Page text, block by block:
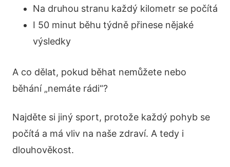
Na druhou stranu každý kilometr se počítá
I 50 minut běhu týdně přinese nějaké
výsledky
A co dělat, pokud běhat nemůžete nebo
běhání „nemáte rádi“?
Najděte si jiný sport, protože každý pohyb se
počítá a má vliv na naše zdraví. A tedy i
dlouhověkost.